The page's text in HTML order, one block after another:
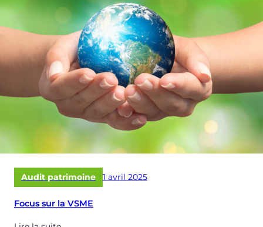
:
Audit patrimoine
Publié
le
1 avril 2025
Focus sur la VSME